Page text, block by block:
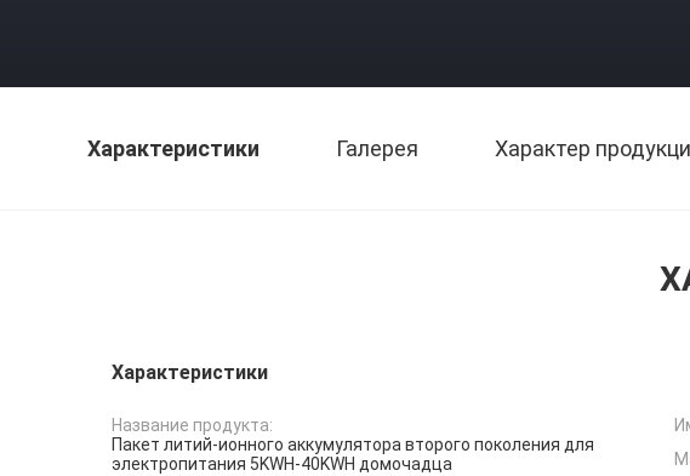
Характеристики Галерея Характер
Характеристики
Название продукта:
Пакет литий-ионного аккумулятора второго поколения для
электропитания 5KWH-40KWH домочадца